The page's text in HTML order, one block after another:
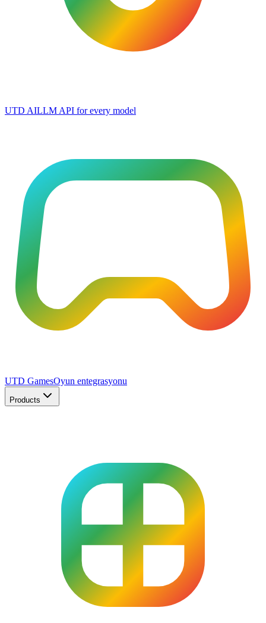
UTD AILLM API for every model
UTD GamesOyun entegrasyonu
Products